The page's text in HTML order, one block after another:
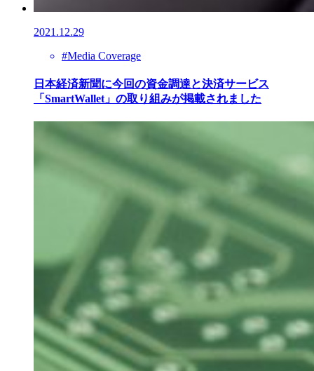
2021.12.29
#Media Coverage
日本経済新聞に今回の資金調達と決済サービス
「SmartWallet」の取り組みが掲載されました